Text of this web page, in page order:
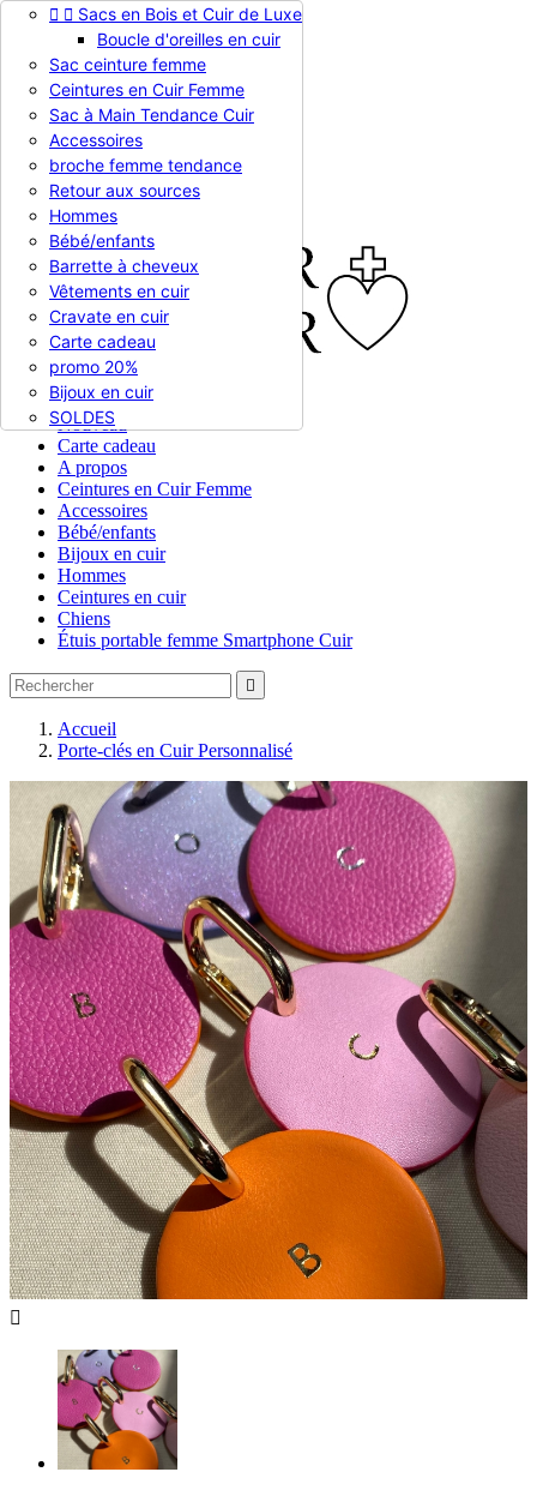
Appelez-nous :0786510612
EUR € 
EUR €
RUB RUB
Connexion
shopping_cart Panier (0)
  En stock
  Sacs en Bois et Cuir de Luxe
Boucle d'oreilles en cuir
Sac ceinture femme
Ceintures en Cuir Femme
Sac à Main Tendance Cuir
Accessoires
broche femme tendance
Retour aux sources
Hommes
Bébé/enfants
Barrette à cheveux
Vêtements en cuir
Cravate en cuir
Carte cadeau
promo 20%
Bijoux en cuir
SOLDES
Nouveau
Carte cadeau
A propos
Ceintures en Cuir Femme
Accessoires
Bébé/enfants
Bijoux en cuir
Hommes
Ceintures en cuir
Chiens
Étuis portable femme Smartphone Cuir

Accueil
Porte-clés en Cuir Personnalisé
